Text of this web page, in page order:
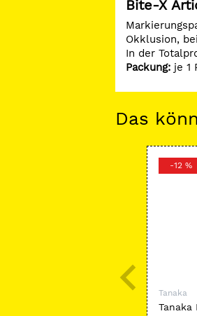
Bite-X
Okklusion,
In der
Packung: je 1
Das
-12 %
Tanaka
Tanaka